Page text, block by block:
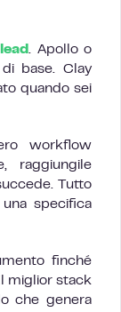
. Apollo o
base. Clay
quando sei
workflow
raggiungile
Tutto
specifica
finché
miglior stack
che genera